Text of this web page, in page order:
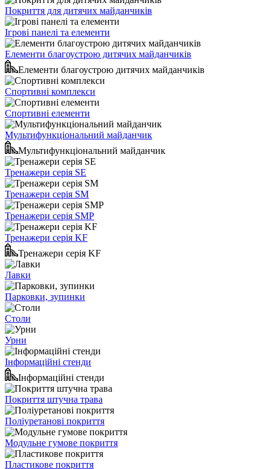
Покриття для дитячих майданчиків
Ігрові панелі та елементи
Елементи благоустрою дитячих майданчиків
Елементи благоустрою дитячих майданчиків
Спортивні комплекси
Спортивні елементи
Мультифункціональний майданчик
Мультифункціональний майданчик
Тренажери серія SE
Тренажери серія SM
Тренажери серія SMP
Тренажери серія KF
Тренажери серія KF
Лавки
Парковки, зупинки
Столи
Урни
Інформаційні стенди
Інформаційні стенди
Покриття штучна трава
Поліуретанові покриття
Модульне гумове покриття
Пластикове покриття